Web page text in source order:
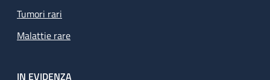
Tumori rari
Malattie rare
IN EVIDENZA